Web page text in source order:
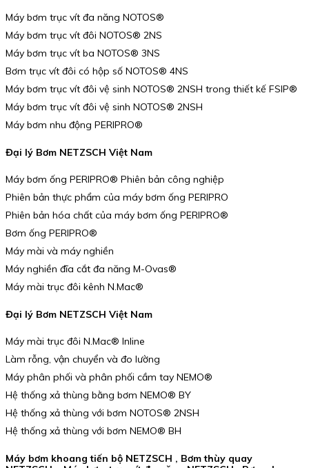
Máy bơm trục vít đa năng NOTOS®
Máy bơm trục vít đôi NOTOS® 2NS
Máy bơm trục vít ba NOTOS® 3NS
Bơm trục vít đôi có hộp số NOTOS® 4NS
Máy bơm trục vít đôi vệ sinh NOTOS® 2NSH trong thiết kế FSIP®
Máy bơm trục vít đôi vệ sinh NOTOS® 2NSH
Máy bơm nhu động PERIPRO®
Đại lý Bơm NETZSCH Việt Nam
Máy bơm ống PERIPRO® Phiên bản công nghiệp
Phiên bản thực phẩm của máy bơm ống PERIPRO
Phiên bản hóa chất của máy bơm ống PERIPRO®
Bơm ống PERIPRO®
Máy mài và máy nghiền
Máy nghiền đĩa cắt đa năng M-Ovas®
Máy mài trục đôi kênh N.Mac®
Đại lý Bơm NETZSCH Việt Nam
Máy mài trục đôi N.Mac® Inline
Làm rỗng, vận chuyển và đo lường
Máy phân phối và phân phối cầm tay NEMO®
Hệ thống xả thùng bằng bơm NEMO® BY
Hệ thống xả thùng với bơm NOTOS® 2NSH
Hệ thống xả thùng với bơm NEMO® BH
Máy bơm khoang tiến bộ NETZSCH , Bơm thùy quay